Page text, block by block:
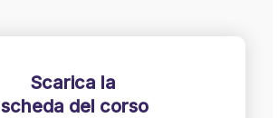
Scarica la
scheda del corso